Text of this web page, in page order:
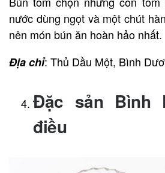
nước dùng ngọt và một chút
nên món bún ăn hoàn hảo nhất.
Địa chỉ: Thủ Dầu Một, Bình
Đặc sản Bình
điều